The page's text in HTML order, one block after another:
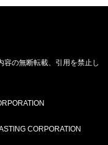
容の無断転載、引用を禁止し
CORPORATION